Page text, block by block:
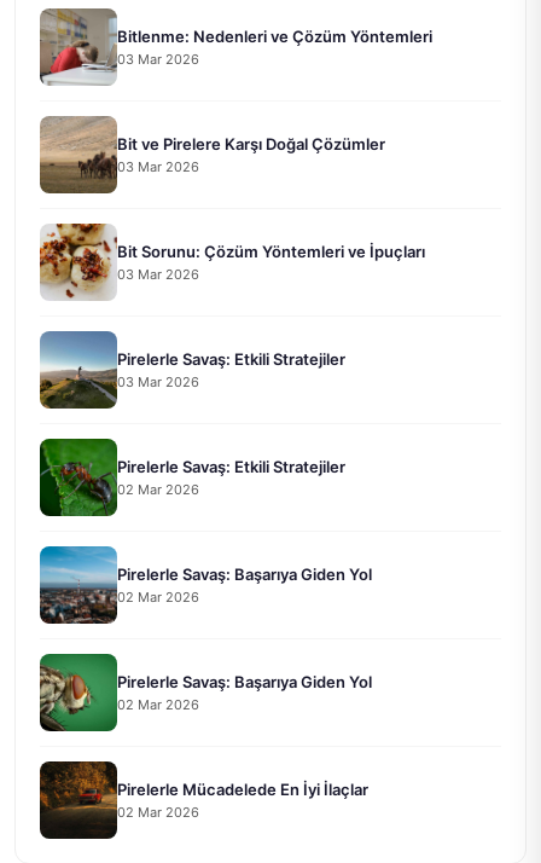
Bitlenme: Nedenleri ve Çözüm Yöntemleri
03 Mar 2026
Bit ve Pirelere Karşı Doğal Çözümler
03 Mar 2026
Bit Sorunu: Çözüm Yöntemleri ve İpuçları
03 Mar 2026
Pirelerle Savaş: Etkili Stratejiler
03 Mar 2026
Pirelerle Savaş: Etkili Stratejiler
02 Mar 2026
Pirelerle Savaş: Başarıya Giden Yol
02 Mar 2026
Pirelerle Savaş: Başarıya Giden Yol
02 Mar 2026
Pirelerle Mücadelede En İyi İlaçlar
02 Mar 2026